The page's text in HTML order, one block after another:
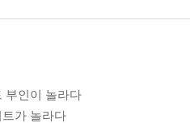
부인이 놀라다
가 놀라다